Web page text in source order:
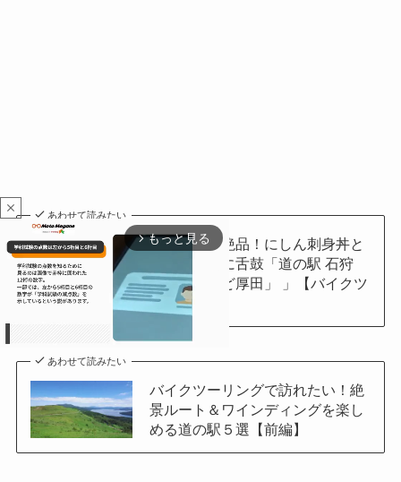
あわせて読みたい
【北海道】絶品！にしん刺身丼と
にしん蕎麦に舌鼓「道の駅 石狩
「あいろーど厚田」 」【バイクツ
ーリン…
あわせて読みたい
バイクツーリングで訪れたい！絶
景ルート＆ワインディングを楽し
める道の駅５選【前編】
close
arrow_forward_ios もっと見る
M
u
t
e